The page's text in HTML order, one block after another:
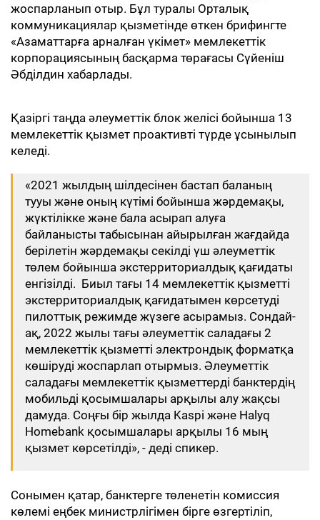
жоспарланып отыр. Бұл туралы Орталық
коммуникациялар қызметінде өткен брифингте
«Азаматтарға арналған үкімет» мемлекеттік
корпорациясының басқарма төрағасы Сүйеніш
Әбділдин хабарлады.
Қазіргі таңда әлеуметтік блок желісі бойынша 13
мемлекеттік қызмет проактивті түрде ұсынылып
келеді.
«2021 жылдың шілдесінен бастап баланың
тууы және оның күтімі бойынша жәрдемақы,
жүктілікке және бала асырап алуға
байланысты табысынан айырылған жағдайда
берілетін жәрдемақы секілді үш әлеуметтік
төлем бойынша экстерриториалдық қағидаты
енгізілді. Биыл тағы 14 мемлекеттік қызметті
экстерриториалдық қағидатымен көрсетуді
пилоттық режимде жүзеге асырамыз. Сондай-
ақ, 2022 жылы тағы әлеуметтік саладағы 2
мемлекеттік қызметті электрондық форматқа
көшіруді жоспарлап отырмыз. Әлеуметтік
саладағы мемлекеттік қызметтерді банктердің
мобильді қосымшалары арқылы алу жақсы
дамуда. Соңғы бір жылда Kaspi және Halyq
Homebank қосымшалары арқылы 16 мың
қызмет көрсетілді», - деді спикер.
Сонымен қатар, банктерге төленетін комиссия
көлемі еңбек министрлігімен бірге өзгертіліп,